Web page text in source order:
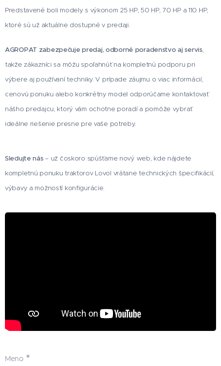
Predstavené boli modely s výkonom 25 HP, 50 HP, 70 HP a 110 HP,
ktoré sú už aktuálne dostupné v predaji.
AGROPAT zabezpečuje predaj, odborné poradenstvo aj servis,
takže zákazníci sa môžu spoľahnúť na kompletnú podporu pri
výbere aj používaní techniky. V prípade záujmu o viac informácií,
cenovú ponuku alebo konkrétny model odporúčame kontaktovať
nášho predajcu, ktorý vám ochotne poradí a pomôže vybrať
ideálne riešenie presne pre vaše potreby.
Sledujte nás– už čoskoro spúšťame nový web, kde nájdete
kompletnú ponuku traktorov Lovol vrátane technických špecifikácií,
výbavy a možností konfigurácie.
Meno